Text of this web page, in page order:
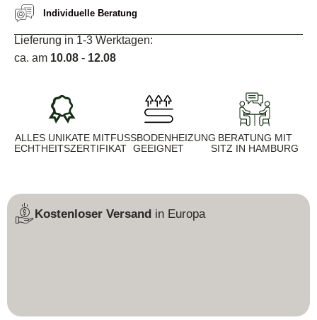
Individuelle Beratung
Lieferung in 1-3 Werktagen:
ca. am 10.08 - 12.08
ALLES UNIKATE MIT
ECHTHEITSZERTIFIKAT
FUSSBODENHEIZUNG G
EEIGNET
BERATUNG MIT
SITZ IN HAMBURG
Kostenloser Versand in Europa